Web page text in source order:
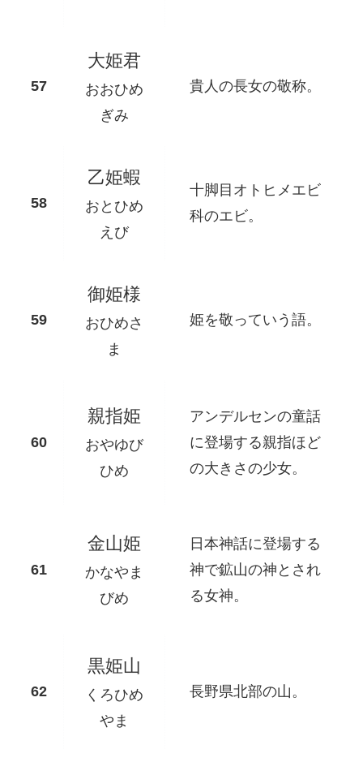
大姫君
おおひめ
ぎみ
貴人の長女の敬称。
乙姫蝦
おとひめ
えび
十脚目オトヒメエビ
科のエビ。
御姫様
おひめさ
ま
姫を敬っていう語。
親指姫
おやゆび
ひめ
アンデルセンの童話
に登場する親指ほど
の大きさの少女。
金山姫
かなやま
びめ
日本神話に登場する
神で鉱山の神とされ
る女神。
黒姫山
くろひめ
やま
長野県北部の山。